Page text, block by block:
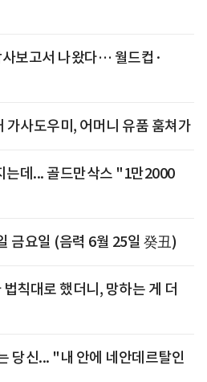
보고서 나왔다… 월드컵·
가사도우미, 어머니 유품 훔쳐가
는데... 골드만삭스 "1만2000
금요일 (음력 6월 25일 癸丑)
칙대로 했더니, 망하는 게 더
당신... "내 안에 네안데르탈인